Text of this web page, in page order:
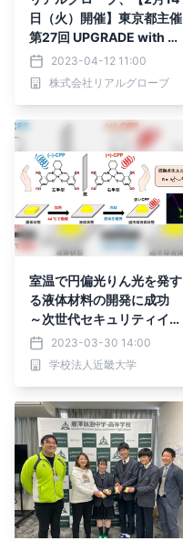
日（火）開催】東京都主催
第27回 UPGRADE with T
OKYO「ICT技術を活用し
た都有地のモニタリング」
の決勝戦に出場しました。
2023-04-12 11:00
株式会社リアルグローブ
室温で円偏光りん光を発す
る液体材料の開発に成功
～次世代セキュリティイン
クへの応用に期待～
2023-03-30 14:00
学校法人近畿大学